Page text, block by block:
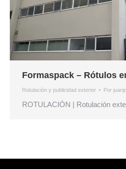
Formaspack – Rótulos
Rotulación y publicidad exterior Por
ROTULACIÓN | Rotulación